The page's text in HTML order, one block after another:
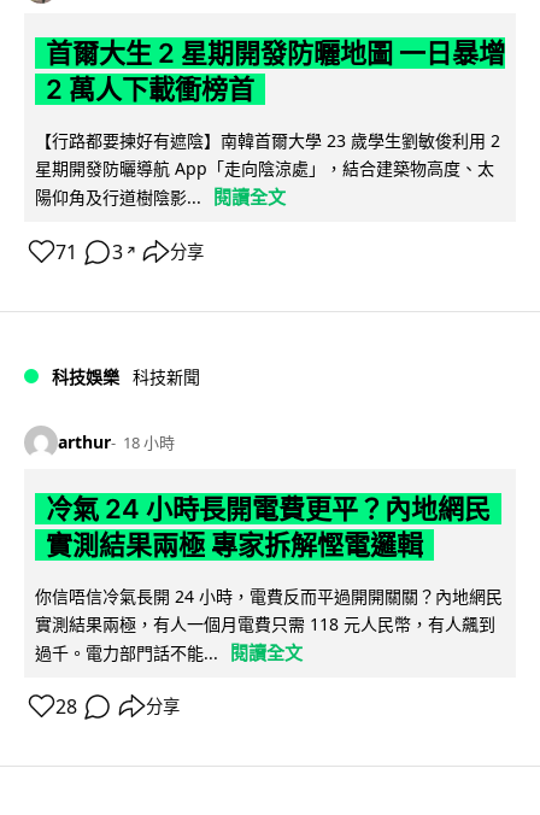
首爾大生 2 星期開發防曬地圖 一日暴增
2 萬人下載衝榜首
【行路都要揀好有遮陰】南韓首爾大學 23 歲學生劉敏俊利用 2
星期開發防曬導航 App「走向陰涼處」，結合建築物高度、太
陽仰角及行道樹陰影...
閱讀全文
71 3 ↗ 分享
科技娛樂 科技新聞
arthur 18 小時
冷氣 24 小時長開電費更平？內地網民
實測結果兩極 專家拆解慳電邏輯
你信唔信冷氣長開 24 小時，電費反而平過開開關關？內地網民
實測結果兩極，有人一個月電費只需 118 元人民幣，有人飆到
過千。電力部門話不能...
閱讀全文
28 分享